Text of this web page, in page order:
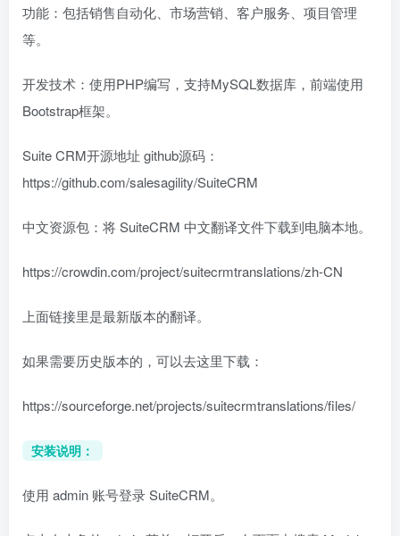
功能：包括销售自动化、市场营销、客户服务、项目管理
等。
开发技术：使用PHP编写，支持MySQL数据库，前端使用
Bootstrap框架。
Suite CRM开源地址 github源码：
https://github.com/salesagility/SuiteCRM
中文资源包：将 SuiteCRM 中文翻译文件下载到电脑本地。
https://crowdin.com/project/suitecrmtranslations/zh-CN
上面链接里是最新版本的翻译。
如果需要历史版本的，可以去这里下载：
https://sourceforge.net/projects/suitecrmtranslations/files/
安装说明：
使用 admin 账号登录 SuiteCRM。